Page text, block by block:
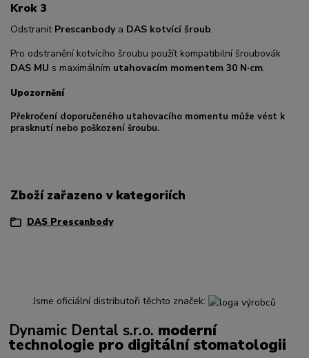
Krok 3
Odstranit Prescanbodya DAS kotvící šroub.
Pro odstranění kotvícího šroubu použít kompatibilní šroubovák
DAS MU s maximálním utahovacím momentem 30 N·cm.
Upozornění
Překročení doporučeného utahovacího momentu může vést k
prasknutí nebo poškození šroubu.
Zboží zařazeno v kategoriích
DAS Prescanbody
Jsme oficiální distributoři těchto značek:
Dynamic Dental s.r.o. moderní
technologie pro digitální stomatologii